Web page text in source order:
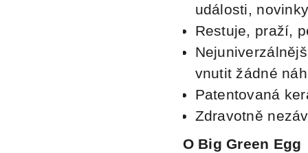
události,
Restuje, praží,
vnutit žádné
Patentovaná
Zdravotně
O Big Green Egg